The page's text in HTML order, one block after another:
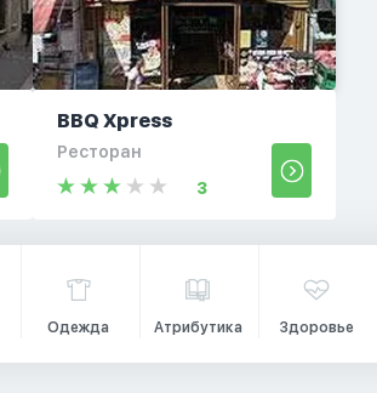
BBQ Xpress
Ресторан
3
Одежда Атрибутика Здоровье